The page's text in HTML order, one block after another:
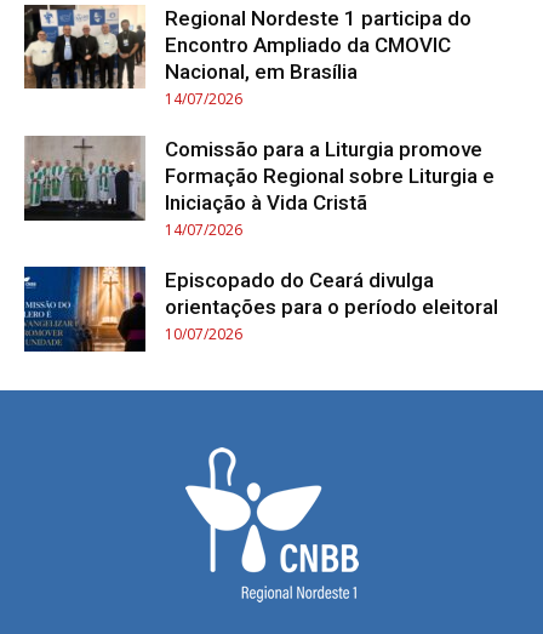
Regional Nordeste 1 participa do
Encontro Ampliado da CMOVIC
Nacional, em Brasília
14/07/2026
Comissão para a Liturgia promove
Formação Regional sobre Liturgia e
Iniciação à Vida Cristã
14/07/2026
Episcopado do Ceará divulga
orientações para o período eleitoral
10/07/2026